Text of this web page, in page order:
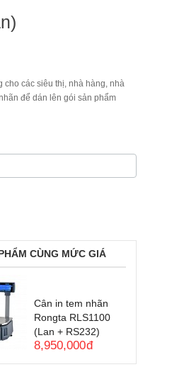
cho các siêu thị, nhà hàng, nhà
để dán lên gói sản phẩm
CÙNG MỨC GIÁ
Cân in tem nhãn
Rongta RLS1100
(Lan + RS232)
8,950,000đ